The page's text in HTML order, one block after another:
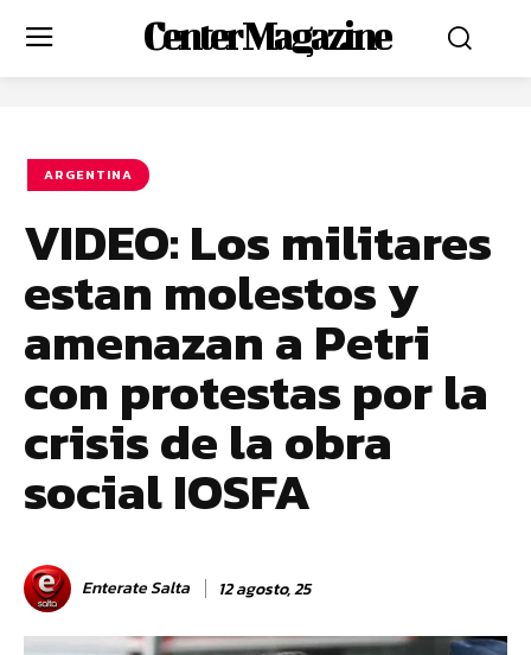
Center Magazine
ARGENTINA
VIDEO: Los militares
estan molestos y
amenazan a Petri
con protestas por la
crisis de la obra
social IOSFA
Enterate Salta 12 agosto, 25